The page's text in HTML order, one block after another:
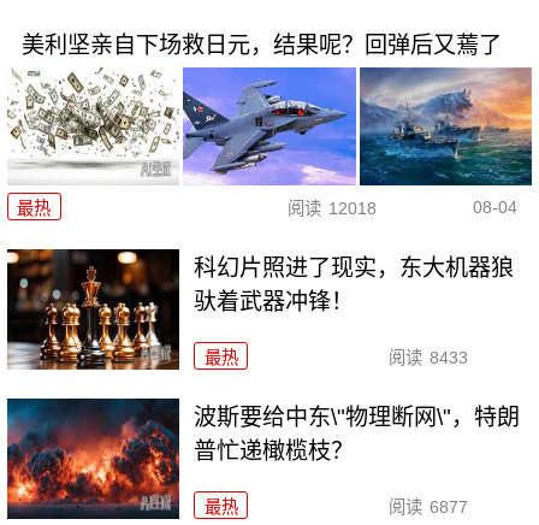
美利坚亲自下场救日元，结果呢？回弹后又蔫了
最热 阅读 12018 08-04
科幻片照进了现实，东大机器狼
驮着武器冲锋！
最热 阅读 8433
波斯要给中东\"物理断网\"，特朗
普忙递橄榄枝？
最热 阅读 6877